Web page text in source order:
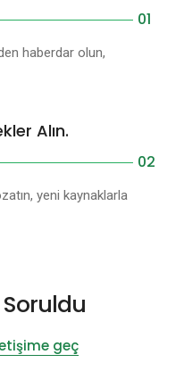
01
haberdar olun,
Alın.
02
yeni kaynaklarla
geç